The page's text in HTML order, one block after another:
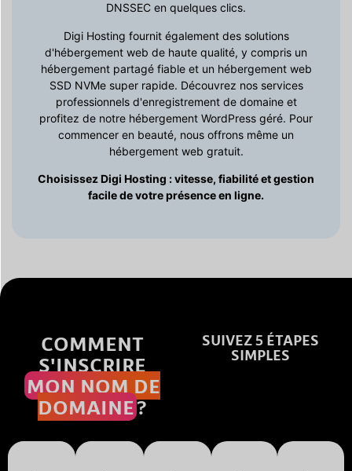
DNSSEC en quelques clics.
Digi Hosting fournit également des solutions
d'hébergement web de haute qualité, y compris un
hébergement partagé fiable et un hébergement web
SSD NVMe super rapide. Découvrez nos services
professionnels d'enregistrement de domaine et
profitez de notre hébergement WordPress géré. Pour
commencer en beauté, nous offrons même un
hébergement web gratuit.
Choisissez Digi Hosting : vitesse, fiabilité et gestion
facile de votre présence en ligne.
COMMENT
S'INSCRIRE
MON NOM DE
DOMAINE?
SUIVEZ 5 ÉTAPES
SIMPLES